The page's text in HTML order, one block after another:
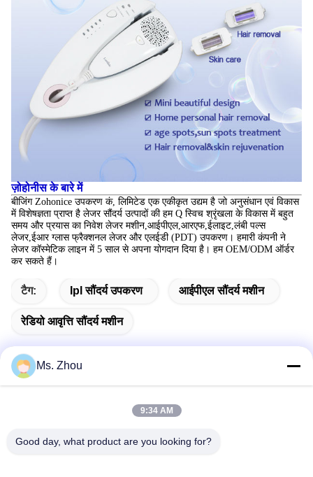
ज़ोहोनीस के बारे में
बीजिंग Zohonice उपकरण कं, लिमिटेड एक एकीकृत उद्यम है जो अनुसंधान एवं विकास
में विशेषज्ञता प्राप्त है लेजर सौंदर्य उत्पादों की हम Q स्विच श्रृंखला के विकास में बहुत
समय और प्रयास का निवेश लेजर मशीन,आईपीएल,आरएफ,ईलाइट,लंबी पल्स
लेजर,ईआर ग्लास फ्रैक्शनल लेजर और एलईडी (PDT) उपकरण। हमारी कंपनी ने
लेजर कॉस्मेटिक लाइन में 5 साल से अपना योगदान दिया है। हम OEM/ODM ऑर्डर
कर सकते हैं।
टैग: Ipl सौंदर्य उपकरण आईपीएल सौंदर्य मशीन
रेडियो आवृत्ति सौंदर्य मशीन
पता
Ms. Zhou
9:34 AM
Good day, what product are you looking for?